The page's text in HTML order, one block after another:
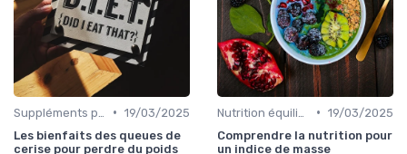
• 19/03/2025
Les bienfaits des queues de
cerise pour perdre du poids
• 19/03/2025
Comprendre la nutrition pour
un indice de masse